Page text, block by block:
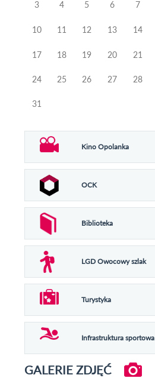
3 4 5 6 7
10 11 12 13 14
17 18 19 20 21
24 25 26 27 28
31
Kino Opolanka
OCK
Biblioteka
LGD Owocowy szlak
Turystyka
Infrastruktura sportowa
GALERIE ZDJĘĆ